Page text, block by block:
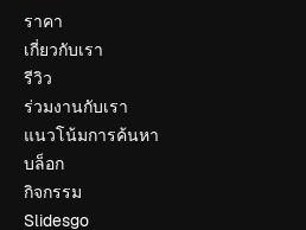
ราคา
เกี่ยวกับเรา
รีวิว
ร่วมงานกับเรา
แนวโน้มการค้นหา
บล็อก
กิจกรรม
Slidesgo